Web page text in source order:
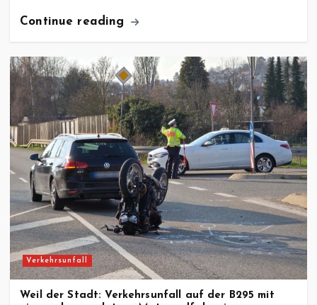
Continue reading
Verkehrsunfall
Weil der Stadt: Verkehrsunfall auf der B295 mit